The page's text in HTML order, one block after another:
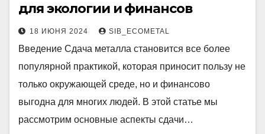
для экологии и финансов
18 ИЮНЯ 2024 SIB_ECOMETAL
Введение Сдача металла становится все более
популярной практикой, которая приносит пользу не
только окружающей среде, но и финансово
выгодна для многих людей. В этой статье мы
рассмотрим основные аспекты сдачи…